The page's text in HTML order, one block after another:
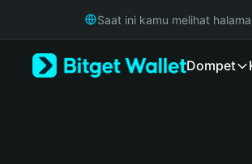
Русский
Saat ini kamu melihat
Dompet